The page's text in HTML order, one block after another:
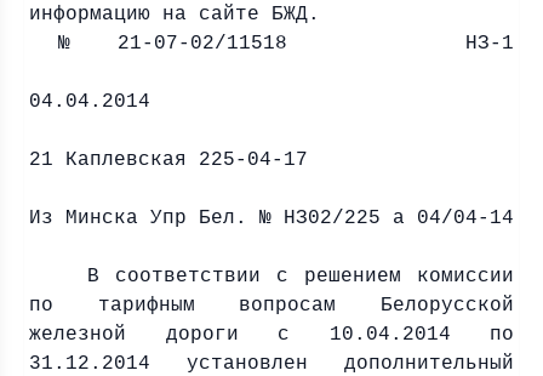
информацию на сайте БЖД.
№ 21-07-02/11518 НЗ-1
04.04.2014
21 Каплевская 225-04-17
Из Минска Упр Бел. № НЗ02/225 а 04/04-14
В соответствии с решением комиссии
по тарифным вопросам Белорусской
железной дороги с 10.04.2014 по
31.12.2014 установлен дополнительный